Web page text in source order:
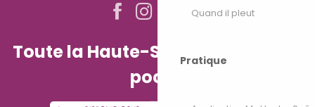
Quand il pleut
Pratique
Toute la Haute-Saône dans votre
poche